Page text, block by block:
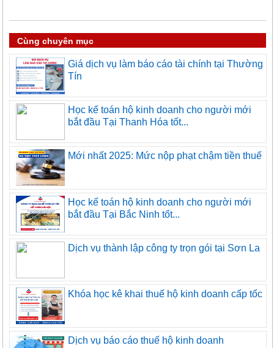
Cùng chuyên mục
Giá dịch vụ làm báo cáo tài chính tại Thường
Tín
Học kế toán hộ kinh doanh cho người mới
bắt đầu Tại Thanh Hóa tốt...
Mới nhất 2025: Mức nộp phạt chậm tiền thuế
Học kế toán hộ kinh doanh cho người mới
bắt đầu Tại Bắc Ninh tốt...
Dịch vụ thành lập công ty trọn gói tại Sơn La
Khóa học kê khai thuế hộ kinh doanh cấp tốc
Dịch vụ báo cáo thuế hộ kinh doanh